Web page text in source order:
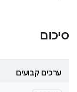
סיכום
ערכים קבועים